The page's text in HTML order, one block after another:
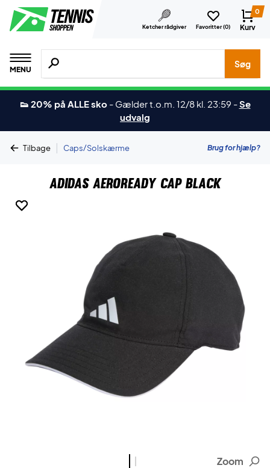
Ketcher rådgiver Favoritter (0)
0
Kurv
MENU
Søg efter produkter, mærker etc.
Søg
👟 20% på ALLE sko - Gælder t.o.m. 12/8 kl. 23:59 -Se
udvalg
Tilbage | Caps/Solskærme Brug for hjælp?
Adidas Aeroready Cap Black
Zoom